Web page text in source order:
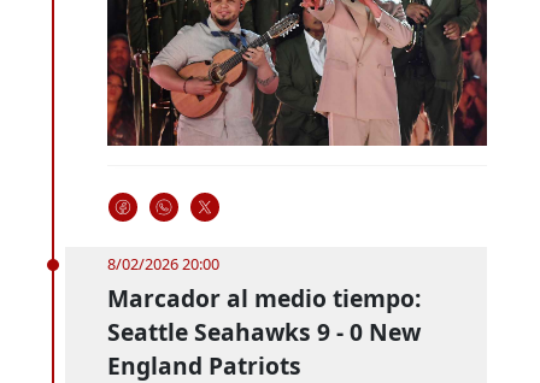
8/02/2026 20:00
Marcador al medio tiempo:
Seattle Seahawks 9 - 0 New
England Patriots